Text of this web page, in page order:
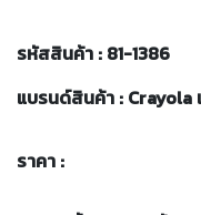
รหัสสินค้า : 81-1386
แบรนด์สินค้า : Crayola
ราคา :